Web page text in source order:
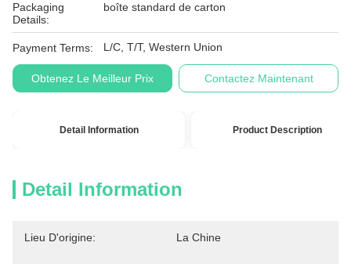
Packaging
Details:
boîte standard de carton
Payment Terms: L/C, T/T, Western Union
Obtenez Le Meilleur Prix Contactez Maintenant
Detail Information Product Description
Detail Information
Lieu D'origine: La Chine